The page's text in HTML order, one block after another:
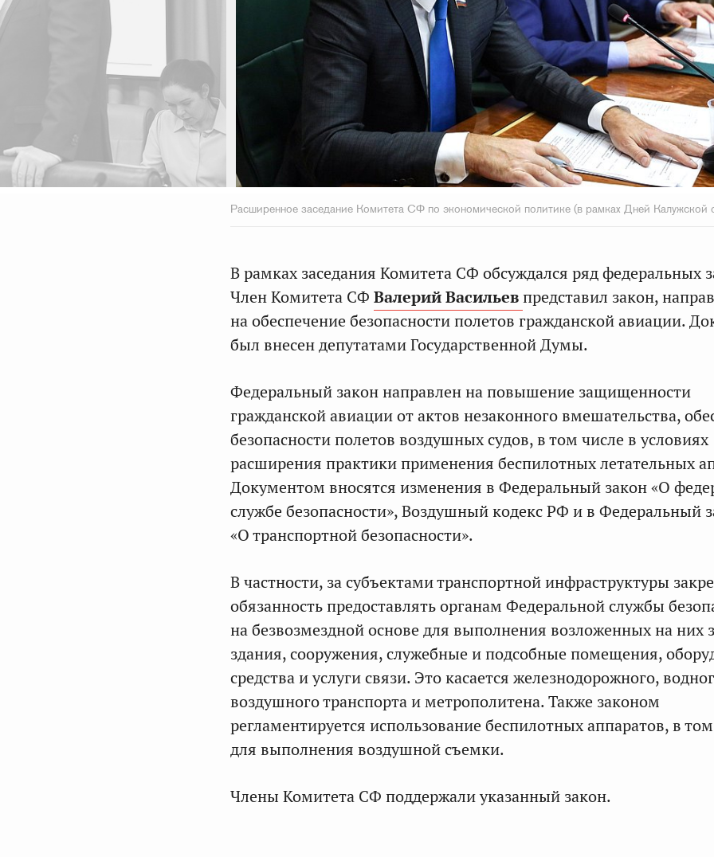
Расширенное заседание Комитета СФ по экономической политике (в рамках Дней
В рамках заседания Комитета СФ обсуждался ряд федеральных
Член Комитета СФ Валерий Васильевпредставил закон,
на обеспечение безопасности полетов гражданской авиации.
был внесен депутатами Государственной Думы.
Федеральный закон направлен на повышение защищенности
гражданской авиации от актов незаконного вмешательства,
безопасности полетов воздушных судов, в том числе в условиях
расширения практики применения беспилотных летательных
Документом вносятся изменения в Федеральный закон «О
службе безопасности», Воздушный кодекс РФ и в Федеральный
«О транспортной безопасности».
В частности, за субъектами транспортной инфраструктуры
обязанность предоставлять органам Федеральной службы
на безвозмездной основе для выполнения возложенных на них
здания, сооружения, служебные и подсобные помещения,
средства и услуги связи. Это касается железнодорожного,
воздушного транспорта и метрополитена. Также законом
регламентируется использование беспилотных аппаратов, в
для выполнения воздушной съемки.
Члены Комитета СФ поддержали указанный закон.